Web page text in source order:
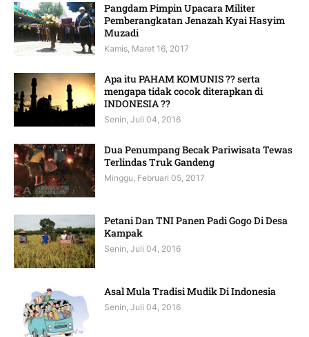
Pangdam Pimpin Upacara Militer
Pemberangkatan Jenazah Kyai Hasyim
Muzadi
Kamis, Maret 16, 2017
Apa itu PAHAM KOMUNIS ?? serta
mengapa tidak cocok diterapkan di
INDONESIA ??
Senin, Juli 04, 2016
Dua Penumpang Becak Pariwisata Tewas
Terlindas Truk Gandeng
Minggu, Februari 05, 2017
Petani Dan TNI Panen Padi Gogo Di Desa
Kampak
Senin, Juli 04, 2016
Asal Mula Tradisi Mudik Di Indonesia
Senin, Juli 04, 2016